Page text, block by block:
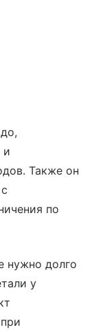
и
Также он
по
нужно долго
у